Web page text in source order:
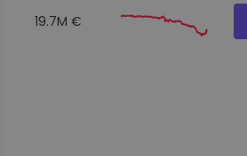
19.7M €